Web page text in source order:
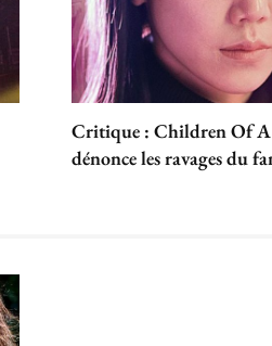
Critique : Children Of A
dénonce les ravages du